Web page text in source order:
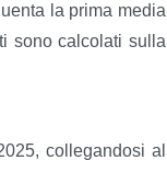
la prima media
sono calcolati sulla
collegandosi al